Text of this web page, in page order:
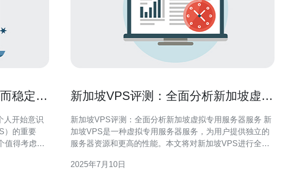
稳定的
人开始意识
）的重要
值得考虑的
新加坡VPS评测：全面分析新加坡虚拟
新加坡VPS评测：全面分析新加坡虚拟专用服务器服务 新
加坡VPS是一种虚拟专用服务器服务，为用户提供独立的
服务器资源和更高的性能。本文将对新加坡VPS进行全面
性能和稳定性。由于新加坡的网络基础设施较为发达，
2025年7月10日